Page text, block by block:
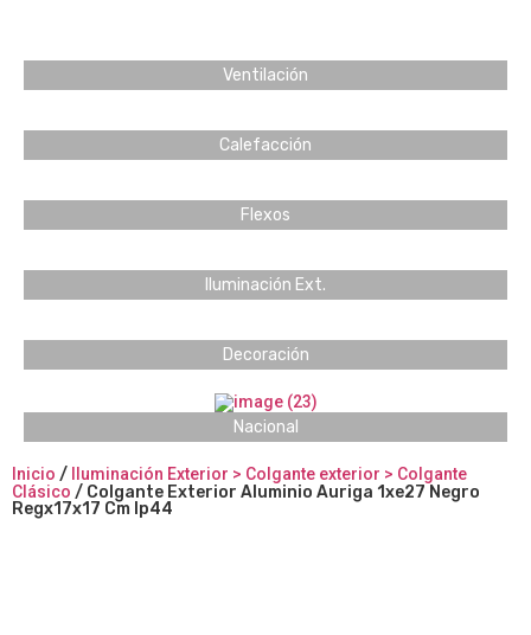
Ventilación
Calefacción
Flexos
Iluminación Ext.
Decoración
Nacional
Inicio /
Iluminación Exterior > Colgante exterior > Colgante
Clásico / Colgante Exterior Aluminio Auriga 1xe27 Negro
Regx17x17 Cm Ip44